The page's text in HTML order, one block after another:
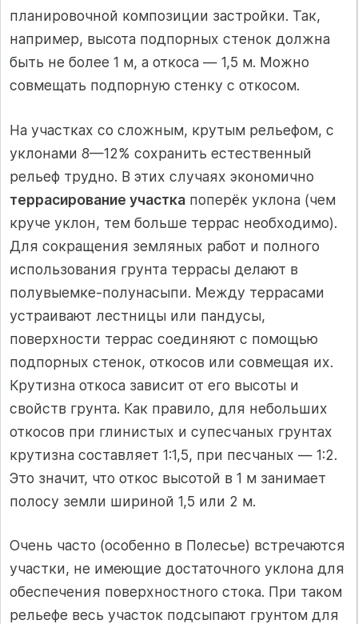
планировочной композиции застройки. Так,
например, высота подпорных стенок должна
быть не более 1 м, а откоса — 1,5 м. Можно
совмещать подпорную стенку с откосом.
На участках со сложным, крутым рельефом, с
уклонами 8—12% сохранить естественный
рельеф трудно. В этих случаях экономично
террасирование участка поперёк уклона (чем
круче уклон, тем больше террас необходимо).
Для сокращения земляных работ и полного
использования грунта террасы делают в
полувыемке-полунасыпи. Между террасами
устраивают лестницы или пандусы,
поверхности террас соединяют с помощью
подпорных стенок, откосов или совмещая их.
Крутизна откоса зависит от его высоты и
свойств грунта. Как правило, для небольших
откосов при глинистых и супесчаных грунтах
крутизна составляет 1:1,5, при песчаных — 1:2.
Это значит, что откос высотой в 1 м занимает
полосу земли шириной 1,5 или 2 м.
Очень часто (особенно в Полесье) встречаются
участки, не имеющие достаточного уклона для
обеспечения поверхностного стока. При таком
рельефе весь участок подсыпают грунтом для